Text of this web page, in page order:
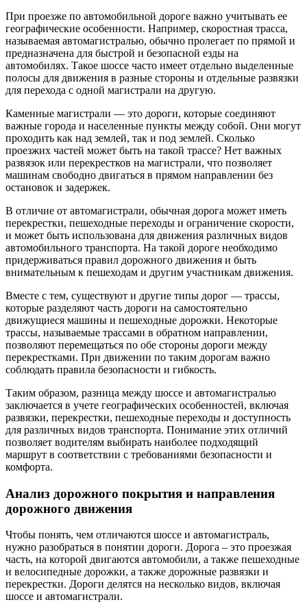
При проезже по автомобильной дороге важно учитывать ее
географические особенности. Например, скоростная трасса,
называемая автомагистралью, обычно пролегает по прямой и
предназначена для быстрой и безопасной езды на
автомобилях. Такое шоссе часто имеет отдельно выделенные
полосы для движения в разные стороны и отдельные развязки
для перехода с одной магистрали на другую.
Каменные магистрали — это дороги, которые соединяют
важные города и населенные пункты между собой. Они могут
проходить как над землей, так и под землей. Сколько
проезжих частей может быть на такой трассе? Нет важных
развязок или перекрестков на магистрали, что позволяет
машинам свободно двигаться в прямом направлении без
остановок и задержек.
В отличие от автомагистрали, обычная дорога может иметь
перекрестки, пешеходные переходы и ограничение скорости,
и может быть использована для движения различных видов
автомобильного транспорта. На такой дороге необходимо
придерживаться правил дорожного движения и быть
внимательным к пешеходам и другим участникам движения.
Вместе с тем, существуют и другие типы дорог — трассы,
которые разделяют часть дороги на самостоятельно
движущиеся машины и пешеходные дорожки. Некоторые
трассы, называемые трассами в обратном направлении,
позволяют перемещаться по обе стороны дороги между
перекрестками. При движении по таким дорогам важно
соблюдать правила безопасности и гибкость.
Таким образом, разница между шоссе и автомагистралью
заключается в учете географических особенностей, включая
развязки, перекрестки, пешеходные переходы и доступность
для различных видов транспорта. Понимание этих отличий
позволяет водителям выбирать наиболее подходящий
маршрут в соответствии с требованиями безопасности и
комфорта.
Анализ дорожного покрытия и направления
дорожного движения
Чтобы понять, чем отличаются шоссе и автомагистраль,
нужно разобраться в понятии дороги. Дорога – это проезжая
часть, на которой двигаются автомобили, а также пешеходные
и велосипедные дорожки, а также дорожные развязки и
перекрестки. Дороги делятся на несколько видов, включая
шоссе и автомагистрали.